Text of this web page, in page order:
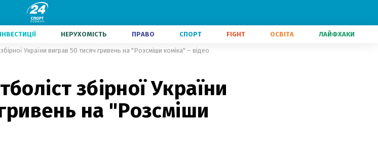
ІНВЕСТИЦІЇ НЕРУХОМІСТЬ ПРАВО СПОРТ FIGHT ОСВІТА ЛАЙФХАКИ
України виграв 50 тисяч гривень на "Розсміши коміка" – відео
збірної України
на "Розсміши